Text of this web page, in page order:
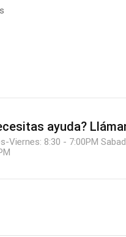
ayuda?
Viernes: 8:30 - 7:00PM